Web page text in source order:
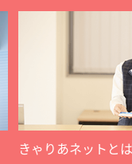
きゃりあネットとは